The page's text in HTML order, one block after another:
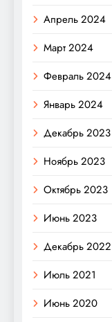
Апрель 2024
Март 2024
Февраль 2024
Январь 2024
Декабрь 2023
Ноябрь 2023
Октябрь 2023
Июнь 2023
Декабрь 2022
Июль 2021
Июнь 2020